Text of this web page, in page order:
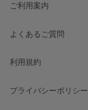
ご利用案内
よくあるご質問
利用規約
プライバシーポリシー